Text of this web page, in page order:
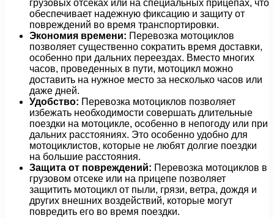
грузовых отсеках или на специальных прицепах, что
обеспечивает надежную фиксацию и защиту от
повреждений во время транспортировки.
Экономия времени: Перевозка мотоциклов
позволяет существенно сократить время доставки,
особенно при дальних переездах. Вместо многих
часов, проведенных в пути, мотоцикл можно
доставить на нужное место за несколько часов или
даже дней.
Удобство: Перевозка мотоциклов позволяет
избежать необходимости совершать длительные
поездки на мотоцикле, особенно в непогоду или при
дальних расстояниях. Это особенно удобно для
мотоциклистов, которые не любят долгие поездки
на большие расстояния.
Защита от повреждений: Перевозка мотоциклов в
грузовом отсеке или на прицепе позволяет
защитить мотоцикл от пыли, грязи, ветра, дождя и
других внешних воздействий, которые могут
повредить его во время поездки.